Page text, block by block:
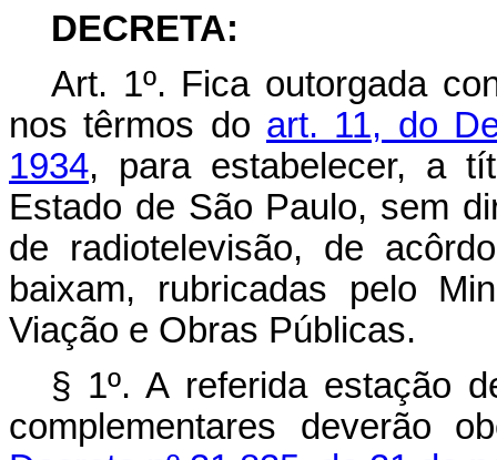
DECRETA:
Art. 1º. Fica outorgada
nos têrmos do art. 11, do
1934, para estabelecer, a
Estado de São Paulo, sem
de radiotelevisão, de
baixam, rubricadas pelo
Viação e Obras Públicas.
§ 1º. A referida estação
complementares deverão